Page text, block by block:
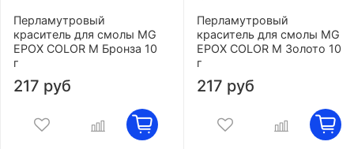
Перламутровый
краситель для смолы MG
EPOX COLOR M Бронза 10
г
217 руб
Перламутровый
краситель для смолы MG
EPOX COLOR M Золото 10
г
217 руб